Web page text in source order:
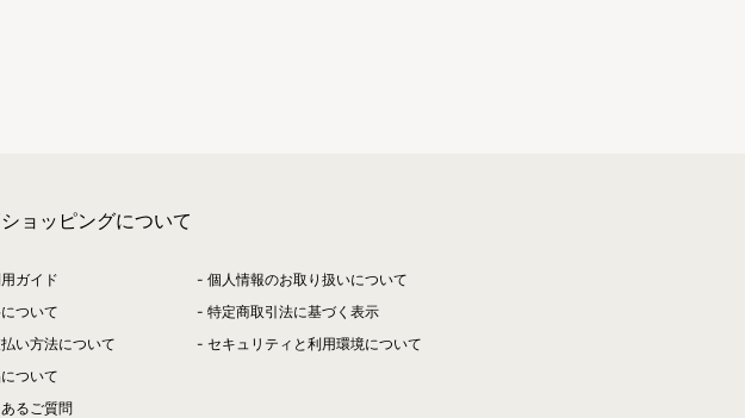
ョッピングについて
ガイド
ついて
い方法について
ついて
るご質問
個人情報のお取り扱いについて
特定商取引法に基づく表示
セキュリティと利用環境について